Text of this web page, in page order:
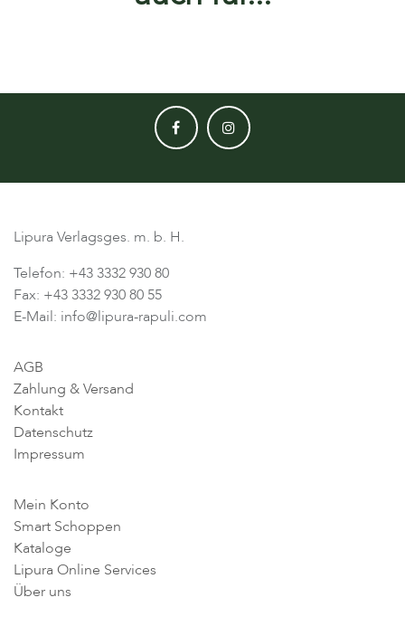
Lipura Verlagsges. m. b. H.
Telefon: +43 3332 930 80
Fax: +43 3332 930 80 55
E-Mail: info@lipura-rapuli.com
AGB
Zahlung & Versand
Kontakt
Datenschutz
Impressum
Mein Konto
Smart Schoppen
Kataloge
Lipura Online Services
Über uns